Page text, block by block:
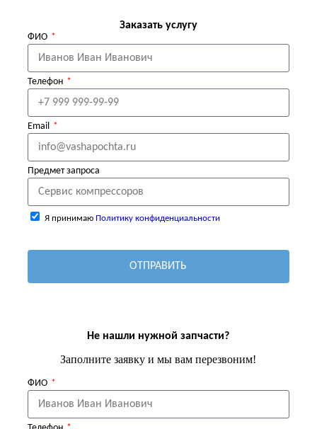
Заказать услугу
ФИО
Телефон
Email
Предмет запроса
Я принимаю Политику конфиденциальности
ОТПРАВИТЬ
Не нашли нужной запчасти?
Заполните заявку и мы вам перезвоним!
ФИО